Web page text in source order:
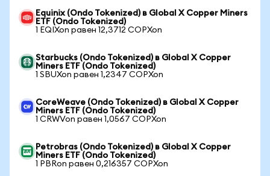
Equinix (Ondo Tokenized) в Global X Copper Miners
ETF (Ondo Tokenized)
1 EQIXon равен 12,3712 COPXon
Starbucks (Ondo Tokenized) в Global X Copper
Miners ETF (Ondo Tokenized)
1 SBUXon равен 1,2347 COPXon
CoreWeave (Ondo Tokenized) в Global X Copper
Miners ETF (Ondo Tokenized)
1 CRWVon равен 1,0567 COPXon
Petrobras (Ondo Tokenized) в Global X Copper
Miners ETF (Ondo Tokenized)
1 PBRon равен 0,216357 COPXon